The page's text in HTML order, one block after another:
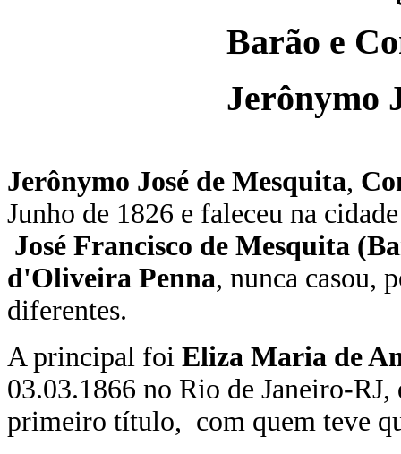
Barão e
Jerônymo
Jerônymo José de Mesquita,
Junho de 1826 e faleceu na
José Francisco de Mesquita
d'Oliveira Penna, nunca casou,
diferentes.
A principal foi Eliza Maria de
03.03.1866 no Rio de Janeiro-RJ,
primeiro título, com quem teve